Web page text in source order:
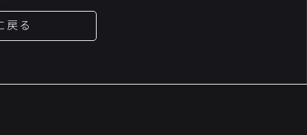
戻る